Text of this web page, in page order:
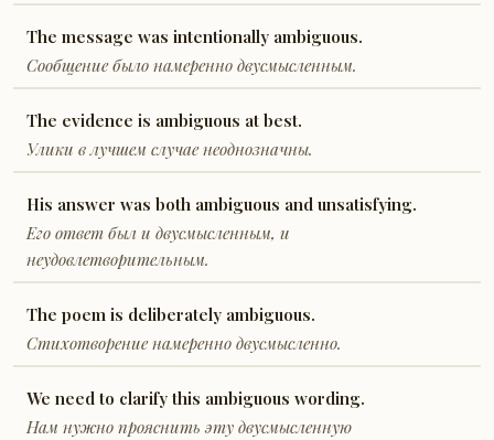
The message was intentionally ambiguous.
Сообщение было намеренно двусмысленным.
The evidence is ambiguous at best.
Улики в лучшем случае неоднозначны.
His answer was both ambiguous and unsatisfying.
Его ответ был и двусмысленным, и
неудовлетворительным.
The poem is deliberately ambiguous.
Стихотворение намеренно двусмысленно.
We need to clarify this ambiguous wording.
Нам нужно прояснить эту двусмысленную